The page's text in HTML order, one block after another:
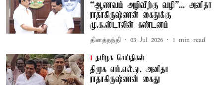
“ஆணவம் அழிவிற்கு வழி”... அனிதா
ராதாகிருஷ்ணன் கைதுக்கு
மு.க.ஸ்டாலின் கண்டனம்
தினத்தந்தி 03 Jul 2026 1 min read
தமிழக செய்திகள்
திமுக எம்.எல்.ஏ. அனிதா
ராதாகிருஷ்ணன் கைது